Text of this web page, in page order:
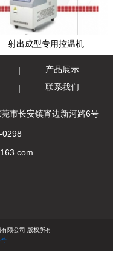
射出成型专用控温机
产品展示
联系我们
市长安镇宵边新河路6号
0298
限公司 版权所有